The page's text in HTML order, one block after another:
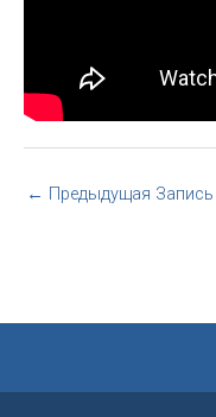
← Предыдущая Запись